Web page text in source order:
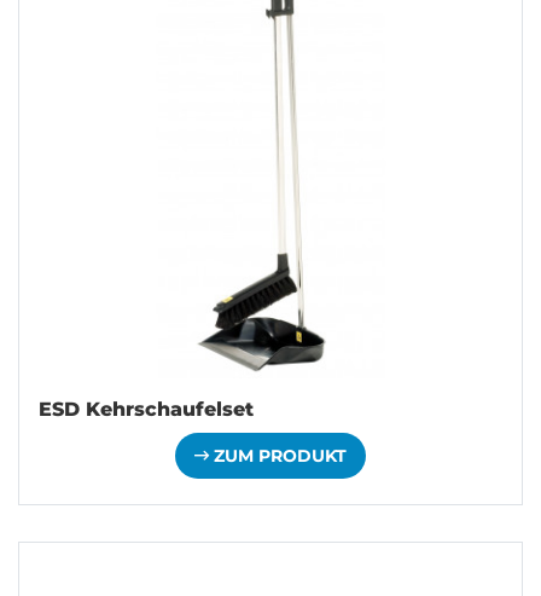
ESD Kehrschaufelset
ZUM PRODUKT